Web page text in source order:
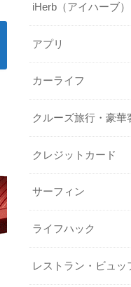
iHerb（アイハーブ）
アプリ
カーライフ
クルーズ旅行・豪華
クレジットカード
サーフィン
ライフハック
レストラン・ビュッ